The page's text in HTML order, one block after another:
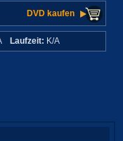
DVD kaufen
Laufzeit: K/A